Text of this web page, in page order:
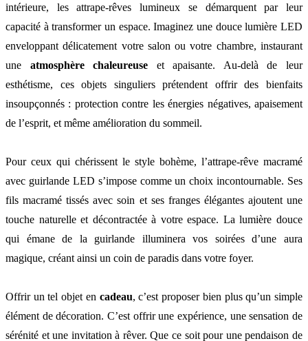
intérieure, les attrape-rêves lumineux se démarquent par leur
capacité à transformer un espace. Imaginez une douce lumière LED
enveloppant délicatement votre salon ou votre chambre, instaurant
une atmosphère chaleureuse et apaisante. Au-delà de leur
esthétisme, ces objets singuliers prétendent offrir des bienfaits
insoupçonnés : protection contre les énergies négatives, apaisement
de l’esprit, et même amélioration du sommeil.
Pour ceux qui chérissent le style bohème, l’attrape-rêve macramé
avec guirlande LED s’impose comme un choix incontournable. Ses
fils macramé tissés avec soin et ses franges élégantes ajoutent une
touche naturelle et décontractée à votre espace. La lumière douce
qui émane de la guirlande illuminera vos soirées d’une aura
magique, créant ainsi un coin de paradis dans votre foyer.
Offrir un tel objet en cadeau, c’est proposer bien plus qu’un simple
élément de décoration. C’est offrir une expérience, une sensation de
sérénité et une invitation à rêver. Que ce soit pour une pendaison de